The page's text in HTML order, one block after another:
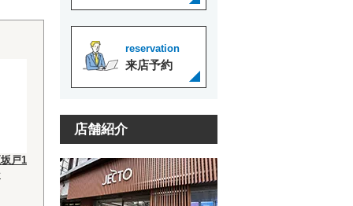
戸1
reservation
来店予約
店舗紹介